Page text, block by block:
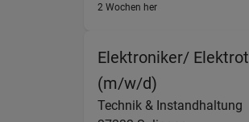
2 Wochen her
Elektroniker/
(m/w/d) (Technik &
Technik & Instandhaltung